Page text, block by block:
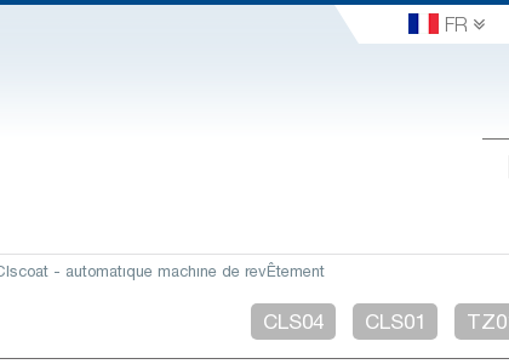
FR
- automatıque machıne de revÊtement
CLS04 CLS01